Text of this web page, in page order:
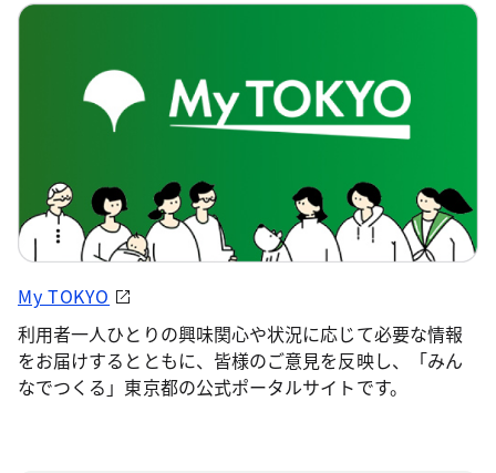
My TOKYO
利用者一人ひとりの興味関心や状況に応じて必要な情報
をお届けするとともに、皆様のご意見を反映し、「みん
なでつくる」東京都の公式ポータルサイトです。